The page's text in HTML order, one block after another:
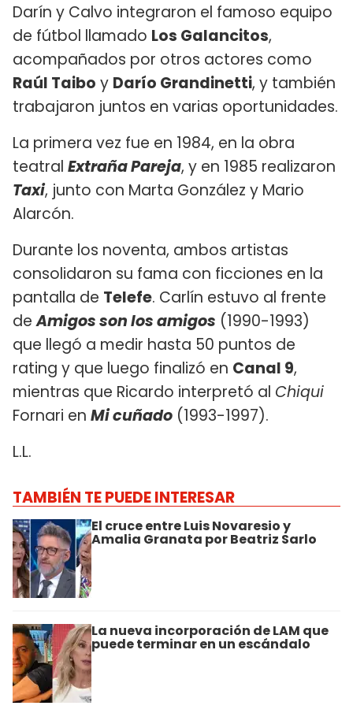
Darín y Calvo integraron el famoso equipo
de fútbol llamado Los Galancitos,
acompañados por otros actores como
Raúl Taibo y Darío Grandinetti, y también
trabajaron juntos en varias oportunidades.
La primera vez fue en 1984, en la obra
teatral Extraña Pareja, y en 1985 realizaron
Taxi, junto con Marta González y Mario
Alarcón.
Durante los noventa, ambos artistas
consolidaron su fama con ficciones en la
pantalla de Telefe. Carlín estuvo al frente
deAmigos son los amigos (1990-1993)
que llegó a medir hasta 50 puntos de
rating y que luego finalizó en Canal 9,
mientras que Ricardo interpretó al Chiqui
Fornari en Mi cuñado (1993-1997).
L.L.
TAMBIÉN TE PUEDE INTERESAR
El cruce entre Luis Novaresio y
Amalia Granata por Beatriz Sarlo
La nueva incorporación de LAM que
puede terminar en un escándalo